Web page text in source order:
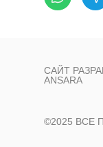
©2025 ВСЕ
САЙТ
ANSARA